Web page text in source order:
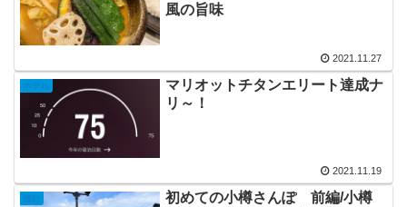
風の旨味
2021.11.27
ホテル
マリオットチタンエリート達成ナ
リ～！
2021.11.19
旅行
初めての小樽さんぽ 前編/小樽